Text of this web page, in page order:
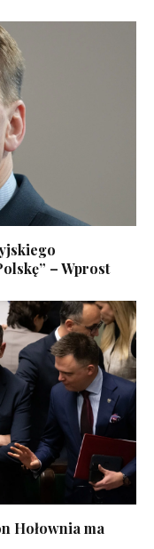
– Wprost
Hołownia ma